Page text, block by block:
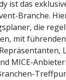
ist das
Branche.
die
mit
MICE-